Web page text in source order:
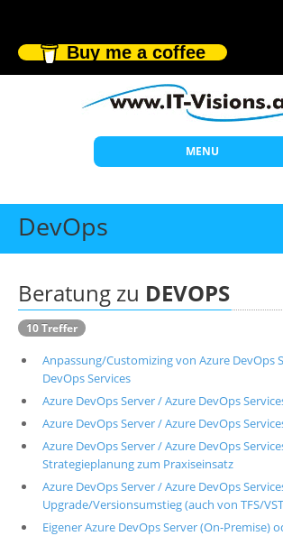
Buy me a coffee
MENU
Start
Individuelle Schulungen
Wissen
Über uns
DevOps
Beratung zu DEVOPS
10 Treffer
Anpassung/Customizing von Azure DevOps
DevOps Services
Azure DevOps Server / Azure DevOps
Azure DevOps Server / Azure DevOps
Azure DevOps Server / Azure DevOps
Strategieplanung zum Praxiseinsatz
Azure DevOps Server / Azure DevOps
Upgrade/Versionsumstieg (auch von TFS/
Eigener Azure DevOps Server (On-Premise)